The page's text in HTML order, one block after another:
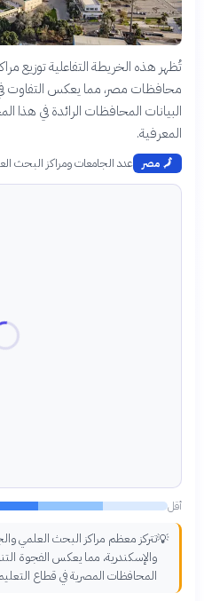
تُظهر هذه الخريطة التفاعلية توزيع
محافظات مصر، مما يعكس التفاوت في
البيانات المحافظات الرائدة في هذا
المعرفية.
🗾 مصر عدد الجامعات ومراكز البحث
أقل
💡تتركز معظم مراكز البحث العلمي
والإسكندرية، مما يعكس الفجوة
المحافظات المصرية في قطاع